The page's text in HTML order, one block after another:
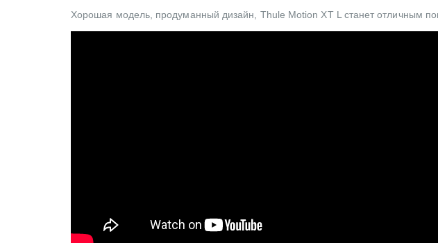
Хорошая модель, продуманный дизайн, Thule Motion XT L станет отличным